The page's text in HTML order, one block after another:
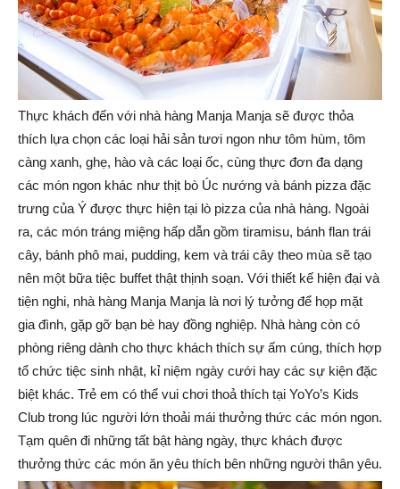
Thực khách đến với nhà hàng Manja Manja sẽ được thỏa
thích lựa chọn các loại hải sản tươi ngon như tôm hùm, tôm
càng xanh, ghẹ, hào và các loại ốc, cùng thực đơn đa dạng
các món ngon khác như thịt bò Úc nướng và bánh pizza đặc
trưng của Ý được thực hiện tại lò pizza của nhà hàng. Ngoài
ra, các món tráng miệng hấp dẫn gồm tiramisu, bánh flan trái
cây, bánh phô mai, pudding, kem và trái cây theo mùa sẽ tạo
nên một bữa tiệc buffet thật thịnh soạn. Với thiết kế hiện đại và
tiện nghi, nhà hàng Manja Manja là nơi lý tưởng để họp mặt
gia đình, gặp gỡ bạn bè hay đồng nghiệp. Nhà hàng còn có
phòng riêng dành cho thực khách thích sự ấm cúng, thích hợp
tổ chức tiệc sinh nhật, kỉ niệm ngày cưới hay các sự kiện đặc
biệt khác. Trẻ em có thể vui chơi thoả thích tại YoYo’s Kids
Club trong lúc người lớn thoải mái thưởng thức các món ngon.
Tạm quên đi những tất bật hàng ngày, thực khách được
thưởng thức các món ăn yêu thích bên những người thân yêu.